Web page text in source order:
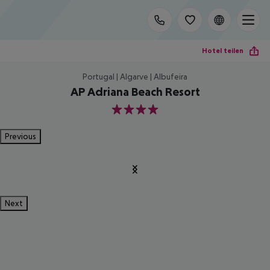
Hotel teilen
Portugal | Algarve | Albufeira
AP Adriana Beach Resort
4
Previous
Next